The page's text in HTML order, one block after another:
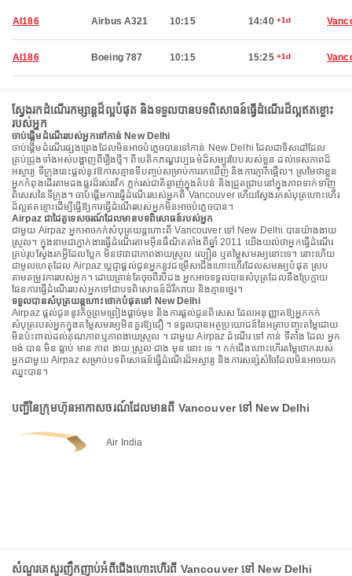
AI186 Airbus A321 10:15 14:40 +1d
AI186 Boeing 787 10:15 15:25 +1d
ស្វែងរកដំណើរកម្សាន្តដ៏ល្អបំផុត និងទទួលបានបទពិសោធន៍ធ្វើដំណើរដ៏ល្អឥតខ្ចោះ
របស់អ្នក
ចាប់ផ្តើមដំណើររបស់អ្នកទៅកាន់ New Delhi
ចាប់ផ្តើមដំណើរផ្សងព្រេងដែលមិនអាចបំភ្លេចបានទៅកាន់ New Delhi ដែលជាទិសដៅដែល
គ្រប់ជ្រុងទាំងអស់បង្ហាញពីរឿងថ្មី។ ពីបេតិកភណ្ឌវប្បធម៌ដ៏សម្បូរបែបរបស់ខ្លួន ដល់ទេសភាពដ៏
អស្ចារ្យ ទីក្រុងនេះផ្តល់នូវឱកាសគ្មានទីបញ្ចប់សម្រាប់ការរកឃើញ និងការភ្ញាក់ផ្អើល។ ស្រមៃថាខ្លួន
អ្នកកំពុងដើរតាមដងផ្លូវដ៏រស់រវើក ភ្លក់រស់ជាតិឆ្ងាញ់ក្នុងតំបន់ និងជ្រួតជ្រាបនៅក្នុងភាពទាក់ទាញ
ពិសេសនៃទីក្រុង។ ចាប់ផ្តើមការធ្វើដំណើររបស់អ្នកពី Vancouver ហើយស្វែងរកសំបុត្រហោះហើរ
ដ៏ល្អឥតខ្ចោះដើម្បីធ្វើឱ្យការធ្វើដំណើររបស់អ្នកមិនអាចបំភ្លេចបាន។
Airpaz ជាដៃគូទេសចរណ៍ដែលមានបទពិសោធន៍របស់អ្នក
ជាមួយ Airpaz អ្នកអាចកក់សំបុត្រយន្តហោះពី Vancouver ទៅ New Delhi បានយ៉ាងងាយ
ស្រួល។ ក្នុងនាមជាភ្នាក់ងារធ្វើដំណើរតាមអ៊ីនធឺណិតតាំងពីឆ្នាំ 2011 យើងយល់ថាអ្នកធ្វើដំណើរ
គ្រប់រូបស្វែងរកអ្វីដែលប្លែក មិនថាវាជាភាពងាយស្រួល ល្បឿន ឬតម្លៃសមរម្យនោះទេ។ នោះហើយ
ជាមូលហេតុដែល Airpaz ប្តេជ្ញាផ្តល់ជូនអ្នកនូវជម្រើសជើងហោះហើរដែលសមរម្យបំផុត ស្រប
តាមតម្រូវការរបស់អ្នក។ ដោយគ្រាន់តែចុចពីរបីដង អ្នកអាចទទួលបានសំបុត្រដែលនឹងប្រែក្លាយ
ផែនការធ្វើដំណើររបស់អ្នកទៅជាបទពិសោធន៍ដ៏រីករាយ និងគ្មានថ្នេរ។
ទទួលបានសំបុត្រយន្តហោះថោកបំផុតទៅ New Delhi
Airpaz ផ្តល់ជូននូវកិច្ចព្រមព្រៀងផ្តាច់មុខ និងការផ្តល់ជូនពិសេស ដែលអនុញ្ញាតឱ្យអ្នកកក់
សំបុត្ររបស់អ្នកក្នុងតម្លៃសមរម្យមិនគួរឱ្យជឿ ។ ទទួលបានអត្ថប្រយោជន៍នៃអត្រាបញ្ចុះតម្លៃដោយ
មិនប៉ះពាល់ដល់គុណភាពឬភាពងាយស្រួល ។ ជាមួយ Airpaz ដំណើរ ទៅ កាន់ ទីតាំង ដែល អ្នក
ចង់ បាន មិន ធ្លាប់ មាន ភាព ងាយ ស្រួល ជាង មុន នោះ ទេ ។ កក់ជើងហោះហើរតម្លៃថោករបស់
អ្នកជាមួយ Airpaz សម្រាប់បទពិសោធន៍ធ្វើដំណើរដ៏អស្ចារ្យ និងការសន្សំសំចៃដែលមិនអាចយក
ឈ្នះបាន។
បញ្ជីនៃក្រុមហ៊ុនអាកាសចរណ៍ដែលមានពី Vancouver ទៅ New Delhi
Air India
សំណួរគេសួរញឹកញាប់អំពីជើងហោះហើរពី Vancouver ទៅ New Delhi